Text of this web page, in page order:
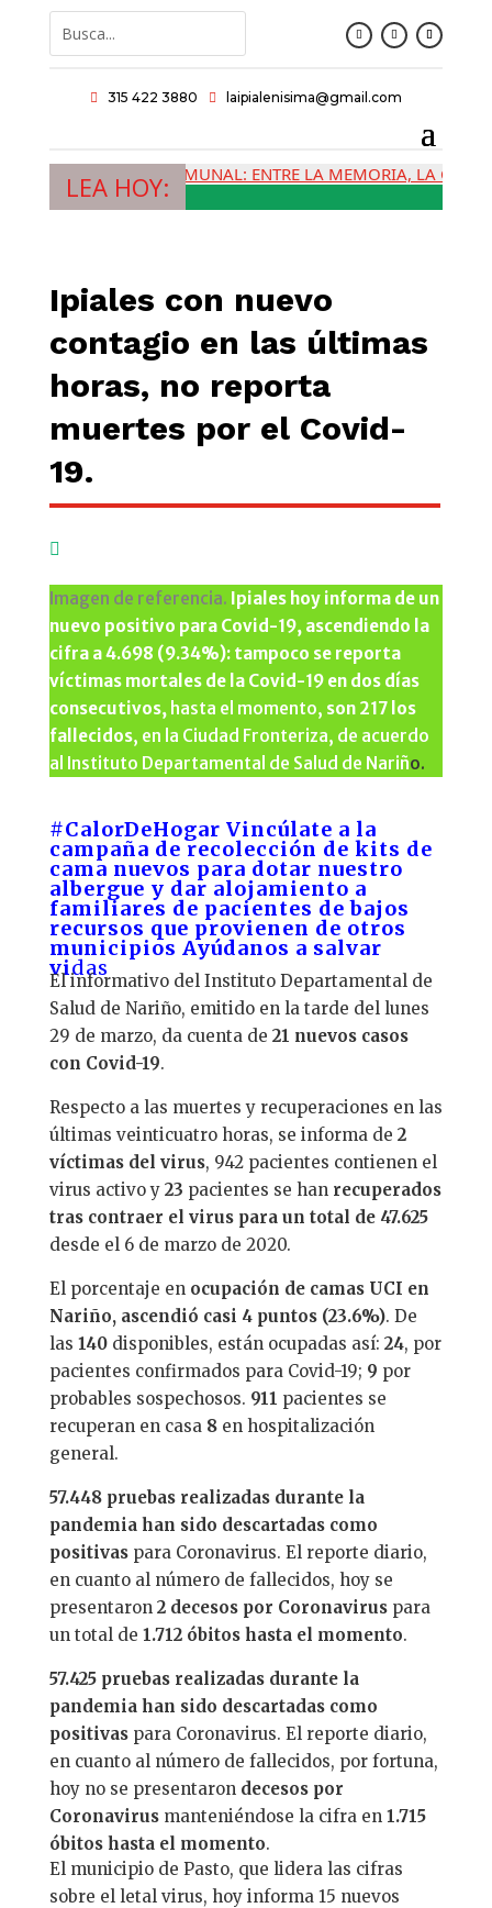
 315 422 3880  laipialenisima@gmail.com
LEA HOY:
DE ACCIÓN COMUNAL: ENTRE LA MEMORIA, LA CRISIS Y LA
Ipiales con nuevo
contagio en las últimas
horas, no reporta
muertes por el Covid-
19.

Imagen de referencia. Ipiales hoy informa de un
nuevo positivo para Covid-19, ascendiendo la
cifra a 4.698 (9.34%): tampoco se reporta
víctimas mortales de la Covid-19 en dos días
consecutivos, hasta el momento, son 217 los
fallecidos, en la Ciudad Fronteriza, de acuerdo
al Instituto Departamental de Salud de Nariño.
#CalorDeHogar Vincúlate a la
campaña de recolección de kits de
cama nuevos para dotar nuestro
albergue y dar alojamiento a
familiares de pacientes de bajos
recursos que provienen de otros
municipios Ayúdanos a salvar
vidas
El informativo del Instituto Departamental de
Salud de Nariño, emitido en la tarde del lunes
29 de marzo, da cuenta de 21 nuevos casos
con Covid-19.
Respecto a las muertes y recuperaciones en las
últimas veinticuatro horas, se informa de 2
víctimas del virus, 942 pacientes contienen el
virus activo y 23 pacientes se han recuperados
tras contraer el virus para un total de 47.625
desde el 6 de marzo de 2020.
El porcentaje enocupación de camas UCI en
Nariño, ascendió casi 4 puntos (23.6%). De
las 140 disponibles, están ocupadas así: 24, por
pacientes confirmados para Covid-19; 9 por
probables sospechosos. 911 pacientes se
recuperan en casa 8en hospitalización
general.
57.448 pruebas realizadas durante la
pandemia han sido descartadas como
positivaspara Coronavirus. El reporte diario,
en cuanto al número de fallecidos, hoy se
presentaron 2 decesos por Coronaviruspara
un total de 1.712 óbitos hasta el momento.
57.425 pruebas realizadas durante la
pandemia han sido descartadas como
positivaspara Coronavirus. El reporte diario,
en cuanto al número de fallecidos, por fortuna,
hoy no se presentarondecesos por
Coronavirusmanteniéndose la cifra en 1.715
óbitos hasta el momento.
El municipio de Pasto, que lidera las cifras
sobre el letal virus, hoy informa 15 nuevos